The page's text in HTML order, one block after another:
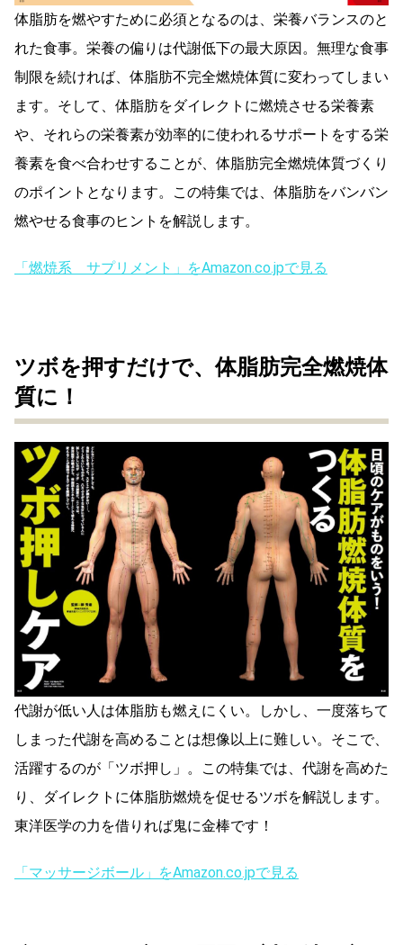
体脂肪を燃やすために必須となるのは、栄養バランスのと
れた食事。栄養の偏りは代謝低下の最大原因。無理な食事
制限を続ければ、体脂肪不完全燃焼体質に変わってしまい
ます。そして、体脂肪をダイレクトに燃焼させる栄養素
や、それらの栄養素が効率的に使われるサポートをする栄
養素を食べ合わせすることが、体脂肪完全燃焼体質づくり
のポイントとなります。この特集では、体脂肪をバンバン
燃やせる食事のヒントを解説します。
「燃焼系 サプリメント」をAmazon.co.jpで見る
ツボを押すだけで、体脂肪完全燃焼体
質に！
代謝が低い人は体脂肪も燃えにくい。しかし、一度落ちて
しまった代謝を高めることは想像以上に難しい。そこで、
活躍するのが「ツボ押し」。この特集では、代謝を高めた
り、ダイレクトに体脂肪燃焼を促せるツボを解説します。
東洋医学の力を借りれば鬼に金棒です！
「マッサージボール」をAmazon.co.jpで見る